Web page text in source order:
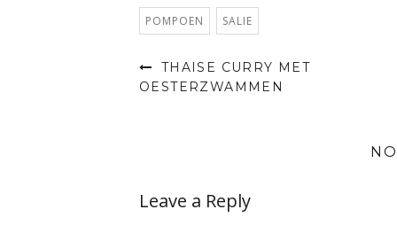
POMPOEN SALIE
THAISE CURRY MET
OESTERZWAMMEN
Leave a Reply